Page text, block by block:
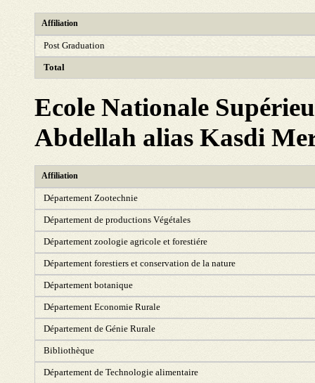
Affiliation
Post Graduation
Total
Ecole Nationale
Abdellah alias Kasdi
Affiliation
Département Zootechnie
Département de productions Végétales
Département zoologie agricole et forestiére
Département forestiers et conservation de la nature
Département botanique
Département Economie Rurale
Département de Génie Rurale
Bibliothèque
Département de Technologie alimentaire